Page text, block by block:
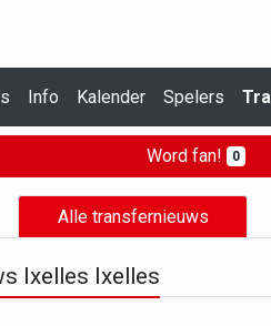
Info Kalender Spelers
Word fan! 0
Alle transfernieuws
Ixelles Ixelles